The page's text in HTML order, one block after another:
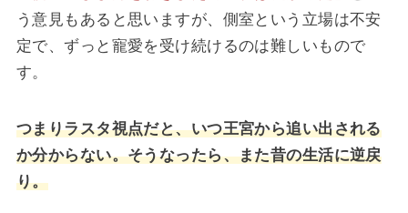
う意見もあると思いますが、側室という立場は不安
定で、ずっと寵愛を受け続けるのは難しいもので
す。
つまりラスタ視点だと、いつ王宮から追い出される
か分からない。そうなったら、また昔の生活に逆戻
り。